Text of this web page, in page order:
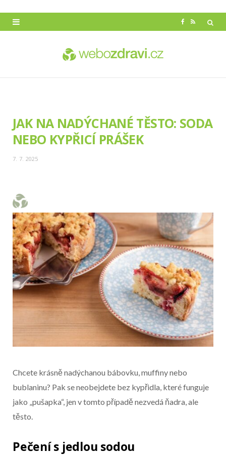
R
JAK NA NADÝCHANÉ TĚSTO: SODA
NEBO KYPŘICÍ PRÁŠEK
7. 7. 2025
Chcete krásně nadýchanou bábovku, muffiny nebo
bublaninu? Pak se neobejdete bez kypřidla, které funguje
jako „pušapka“, jen v tomto případě nezvedá ňadra, ale
těsto.
Začátek reklamy
Pečení s jedlou sodou